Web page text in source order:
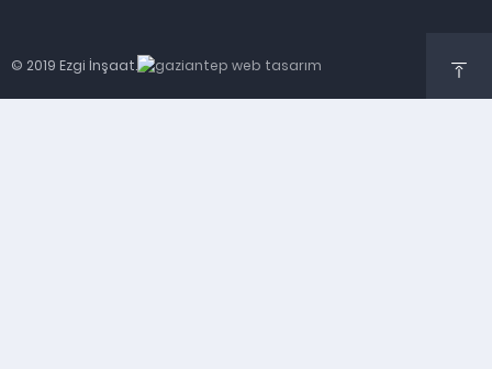
© 2019 Ezgi İnşaat.